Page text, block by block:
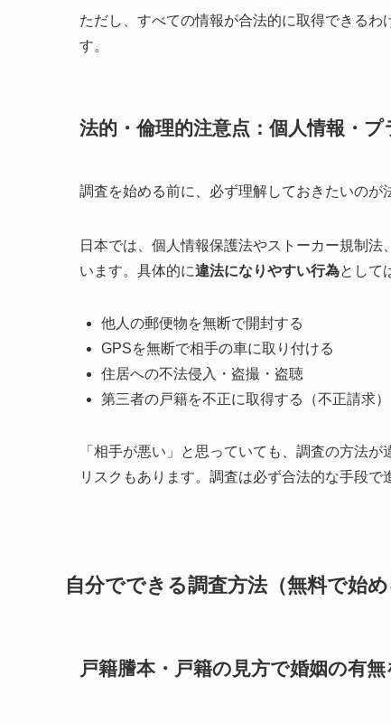
ただし、すべての情報が合法的に取得できる
す。
法的・倫理的注意点：個人情報・
調査を始める前に、必ず理解しておきたいのが
日本では、個人情報保護法やストーカー規制
います。具体的に違法になりやすい行為として
他人の郵便物を無断で開封する
GPSを無断で相手の車に取り付ける
住居への不法侵入・盗撮・盗聴
第三者の戸籍を不正に取得する（不正請求）
「相手が悪い」と思っていても、調査の方法
リスクもあります。調査は必ず合法的な手段で
自分でできる調査方法（無料で始
戸籍謄本・戸籍の見方で婚姻の有